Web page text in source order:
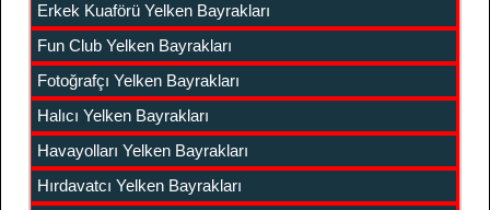
Erkek Kuaförü Yelken Bayrakları
Fun Club Yelken Bayrakları
Fotoğrafçı Yelken Bayrakları
Halıcı Yelken Bayrakları
Havayolları Yelken Bayrakları
Hırdavatcı Yelken Bayrakları